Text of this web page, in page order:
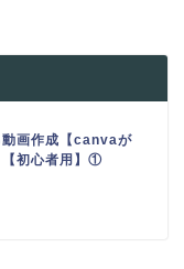
動画作成【canvaが
【初心者用】①